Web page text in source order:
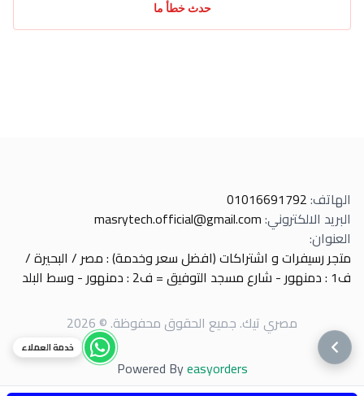
خدمة العملاء
حدث خطأ ما
الهاتف:
01016691792
البريد الالكتروني:
masrytech.official@gmail.com
العنوان:
متجر رسيفرات و اشتراكات (افضل سعر وخدمة) : مصر / البحيرة /
ف1 : دمنهور - شارع مسجد التوفيق = ف2 : دمنهور - وسط البلد
مصري تيك. جميع الحقوق محفوظة. ©
2026
Powered Byeasyorders